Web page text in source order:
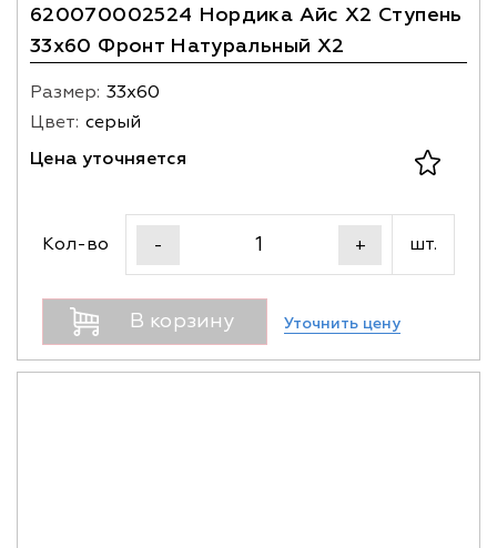
620070002524 Нордика Айс Х2 Ступень
33х60 Фронт Натуральный X2
Размер: 33х60
Цвет: серый
Цена уточняется
Кол-во - + шт.
В корзину Уточнить цену